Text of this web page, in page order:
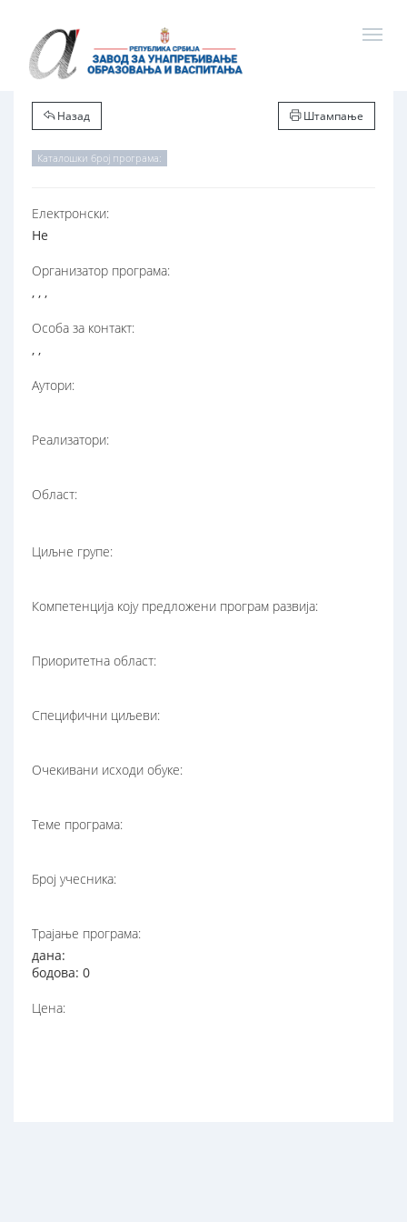
Назад Штампање
Каталошки број програма:
Електронски:
Не
Организатор програма:
, , ,
Особа за контакт:
, ,
Аутори:
Реализатори:
Област:
Циљне групе:
Компетенција коју предложени програм развија:
Приоритетна област:
Специфични циљеви:
Очекивани исходи обуке:
Теме програма:
Број учесника:
Трајање програма:
дана:
бодова: 0
Цена: